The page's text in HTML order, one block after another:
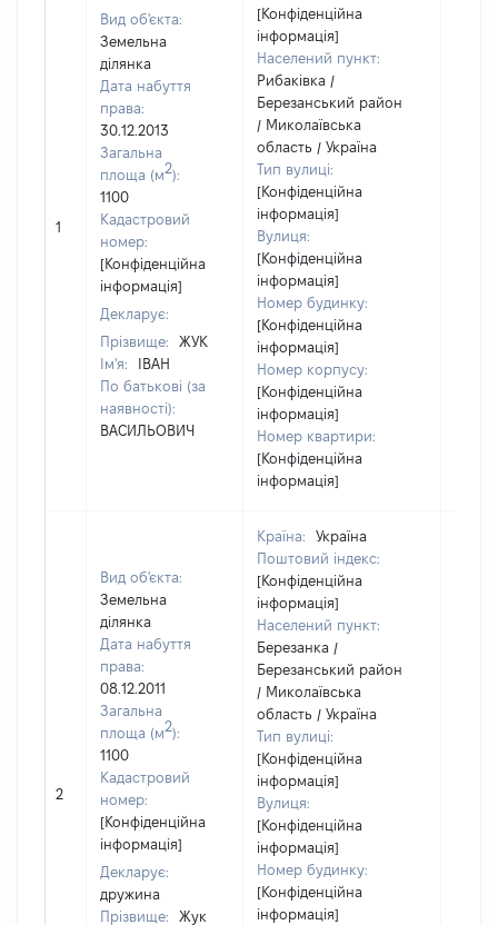
1
Вид об'єкта:
Земельна
ділянка
Дата набуття
права:
30.12.2013
Загальна
площа (м2):
1100
Кадастровий
номер:
[Конфіденційна
інформація]
Декларує:
Прізвище:
ЖУК
Ім'я:
ІВАН
По батькові (за
наявності):
ВАСИЛЬОВИЧ
[Конфіденційна
інформація]
Населений пункт:
Рибаківка /
Березанський район
/ Миколаївська
область / Україна
Тип вулиці:
[Конфіденційна
інформація]
Вулиця:
[Конфіденційна
інформація]
Номер будинку:
[Конфіденційна
інформація]
Номер корпусу:
[Конфіденційна
інформація]
Номер квартири:
[Конфіденційна
інформація]
2
Вид об'єкта:
Земельна
ділянка
Дата набуття
права:
08.12.2011
Загальна
площа (м2):
1100
Кадастровий
номер:
[Конфіденційна
інформація]
Декларує:
дружина
Прізвище:
Жук
Країна:
Україна
Поштовий індекс:
[Конфіденційна
інформація]
Населений пункт:
Березанка /
Березанський район
/ Миколаївська
область / Україна
Тип вулиці:
[Конфіденційна
інформація]
Вулиця:
[Конфіденційна
інформація]
Номер будинку:
[Конфіденційна
інформація]